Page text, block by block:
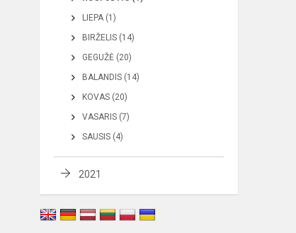
LIEPA (1)
BIRŽELIS (14)
GEGUŽĖ (20)
BALANDIS (14)
KOVAS (20)
VASARIS (7)
SAUSIS (4)
2021